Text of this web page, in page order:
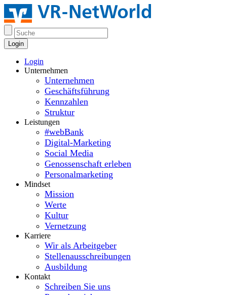
Login
Login
Unternehmen
Unternehmen
Geschäftsführung
Kennzahlen
Struktur
Leistungen
#webBank
Digital-Marketing
Social Media
Genossenschaft erleben
Personalmarketing
Mindset
Mission
Werte
Kultur
Vernetzung
Karriere
Wir als Arbeitgeber
Stellenausschreibungen
Ausbildung
Kontakt
Schreiben Sie uns